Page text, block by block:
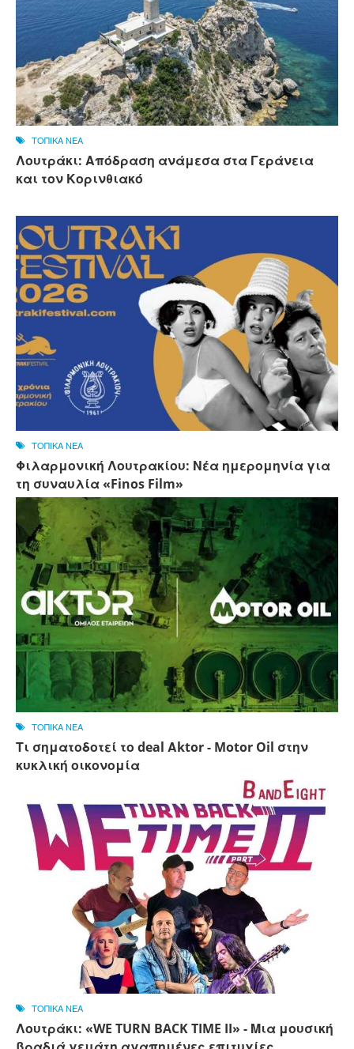
ΤΟΠΙΚΑ ΝΕΑ
Λουτράκι: Απόδραση ανάμεσα στα Γεράνεια
και τον Κορινθιακό
ΤΟΠΙΚΑ ΝΕΑ
Φιλαρμονική Λουτρακίου: Νέα ημερομηνία για
τη συναυλία «Finos Film»
ΤΟΠΙΚΑ ΝΕΑ
Τι σηματοδοτεί το deal Αktor - Motor Oil στην
κυκλική οικονομία
ΤΟΠΙΚΑ ΝΕΑ
Λουτράκι: «WE TURN BACK TIME II» - Μια μουσική